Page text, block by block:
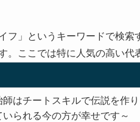
フ」というキーワードで検
。ここでは特に人気の高い代
はチートスキルで伝説を作
いられる今の方が幸せです～